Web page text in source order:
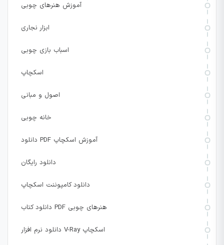
آموزش هنرهای چوبی
ابزار نجاری
اسباب بازی چوبی
اسکچاپ
اصول و مبانی
خانه چوبی
دانلود PDF آموزش اسکچاپ
دانلود رایگان
دانلود کامپوننت اسکچاپ
دانلود کتاب PDF هنرهای چوبی
دانلود نرم افزار V-Ray اسکچاپ